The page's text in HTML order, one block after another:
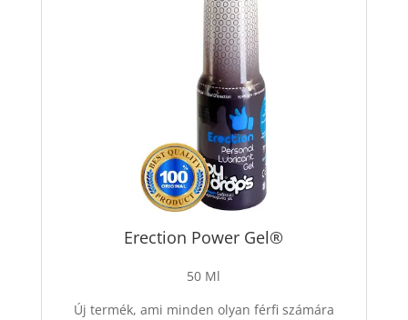
Erection Power Gel®
50 Ml
Új termék, ami minden olyan férfi számára